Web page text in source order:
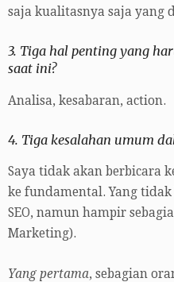
saja kualitasnya saja yang
3. Tiga hal penting yang
saat ini?
Analisa, kesabaran, action.
4. Tiga kesalahan umum
Saya tidak akan berbicara
ke fundamental. Yang
SEO, namun hampir
Marketing).
Yang pertama, sebagian